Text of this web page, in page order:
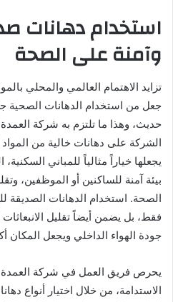
استخدام دهانات
وآمنة على الصحة
تزايد الاهتمام العالمي والمحلي
جعل من استخدام الدهانات
حديث، وهذا ما تلتزم به شركة
الشركة على دهانات خالية من المواد
يجعلها خياراً مثالياً للمباني
بيئة آمنة للساكنين أو الموظفين،
الصحة. استخدام الدهانات الصديقة
فقط، بل يضمن أيضاً تقليل الانبعاثات
جودة الهواء الداخلي ويجعل المكان
يحرص فريق العمل في شركة العمدة
الاستدامة، من خلال اختيار أنواع